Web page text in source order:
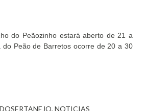
do Peãozinho estará aberto de 21 a
do Peão de Barretos ocorre de 20 a 30
NOTICIAS